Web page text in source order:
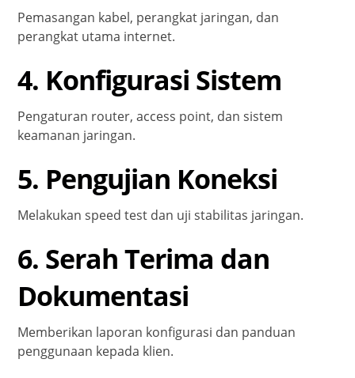
Pemasangan kabel, perangkat jaringan, dan
perangkat utama internet.
4. Konfigurasi Sistem
Pengaturan router, access point, dan sistem
keamanan jaringan.
5. Pengujian Koneksi
Melakukan speed test dan uji stabilitas jaringan.
6. Serah Terima dan
Dokumentasi
Memberikan laporan konfigurasi dan panduan
penggunaan kepada klien.